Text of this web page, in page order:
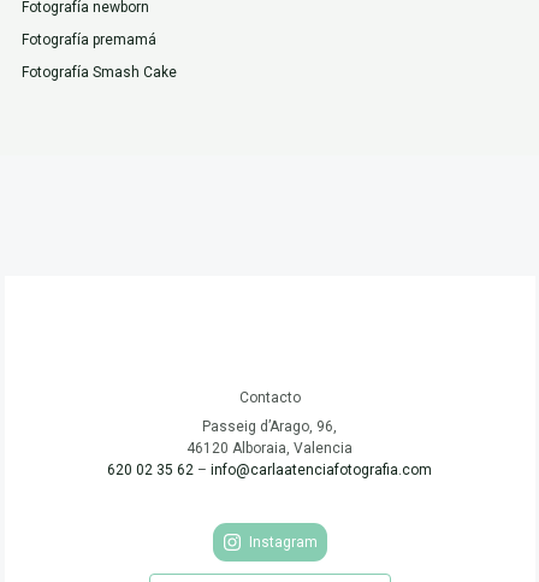
Fotografía newborn
Fotografía premamá
Fotografía Smash Cake
Contacto
Passeig d’Arago, 96,
46120 Alboraia, Valencia
620 02 35 62 – info@carlaatenciafotografia.com
Instagram